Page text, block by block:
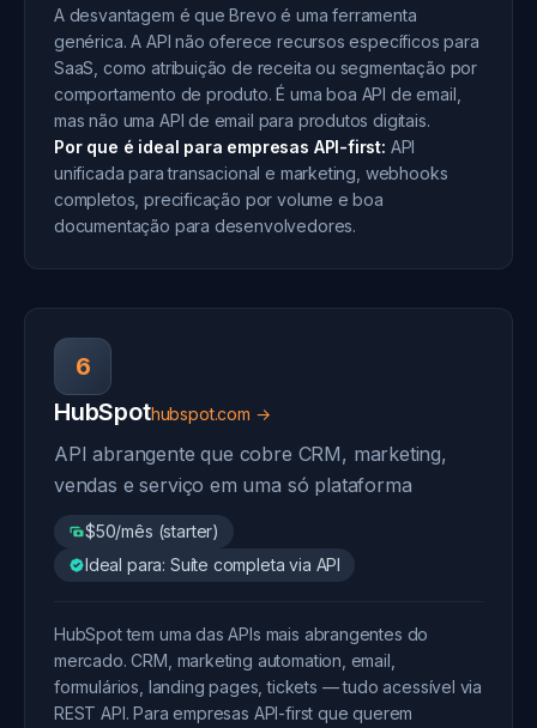
A desvantagem é que Brevo é uma ferramenta
genérica. A API não oferece recursos específicos para
SaaS, como atribuição de receita ou segmentação por
comportamento de produto. É uma boa API de email,
mas não uma API de email para produtos digitais.
Por que é ideal para empresas API-first: API
unificada para transacional e marketing, webhooks
completos, precificação por volume e boa
documentação para desenvolvedores.
6
HubSpothubspot.com →
API abrangente que cobre CRM, marketing,
vendas e serviço em uma só plataforma
$50/mês (starter)
Ideal para: Suíte completa via API
HubSpot tem uma das APIs mais abrangentes do
mercado. CRM, marketing automation, email,
formulários, landing pages, tickets — tudo acessível via
REST API. Para empresas API-first que querem